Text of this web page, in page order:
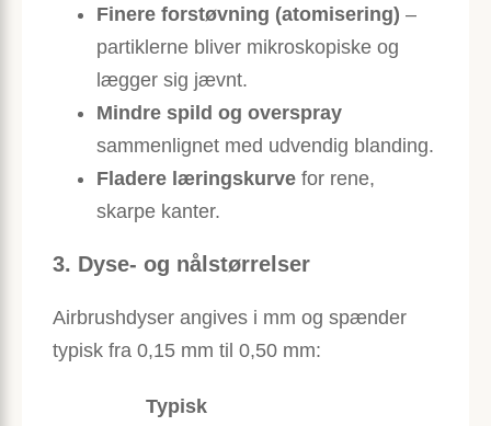
Finere forstøvning (atomisering) –
partiklerne bliver mikroskopiske og
lægger sig jævnt.
Mindre spild og overspray
sammenlignet med udvendig blanding.
Fladere læringskurve for rene,
skarpe kanter.
3. Dyse- og nålstørrelser
Airbrushdyser angives i mm og spænder
typisk fra 0,15 mm til 0,50 mm:
Typisk